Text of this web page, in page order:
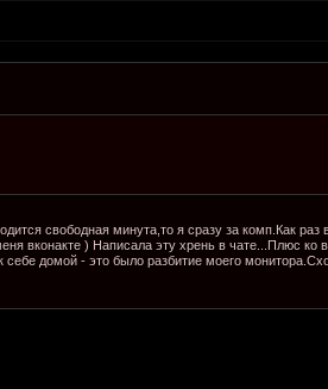
свободная минута,то я сразу за комп.Как раз
вконакте ) Написала эту хрень в чате...Плюс ко
домой - это было разбитие моего